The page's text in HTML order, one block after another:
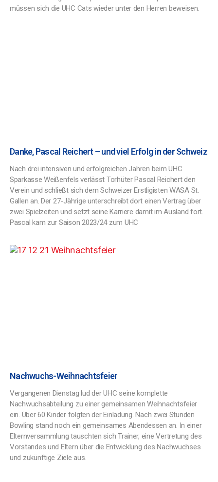
müssen sich die UHC Cats wieder unter den Herren beweisen.
Danke, Pascal Reichert – und viel Erfolg in der Schweiz
Nach drei intensiven und erfolgreichen Jahren beim UHC
Sparkasse Weißenfels verlässt Torhüter Pascal Reichert den
Verein und schließt sich dem Schweizer Erstligisten WASA St.
Gallen an. Der 27-Jährige unterschreibt dort einen Vertrag über
zwei Spielzeiten und setzt seine Karriere damit im Ausland fort.
Pascal kam zur Saison 2023/24 zum UHC
Nachwuchs-Weihnachtsfeier
Vergangenen Dienstag lud der UHC seine komplette
Nachwuchsabteilung zu einer gemeinsamen Weihnachtsfeier
ein. Über 60 Kinder folgten der Einladung. Nach zwei Stunden
Bowling stand noch ein gemeinsames Abendessen an. In einer
Elternversammlung tauschten sich Trainer, eine Vertretung des
Vorstandes und Eltern über die Entwicklung des Nachwuchses
und zukünftige Ziele aus.